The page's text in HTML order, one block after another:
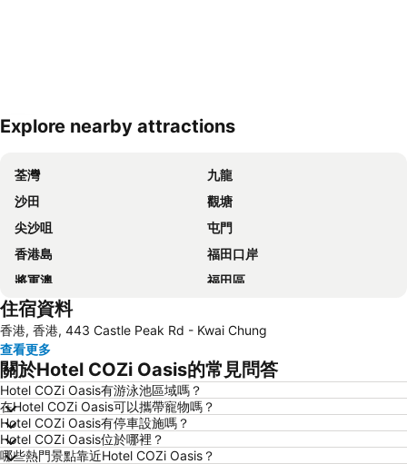
展開地圖
Explore nearby attractions
荃灣
九龍
沙田
觀塘
尖沙咀
屯門
香港島
福田口岸
將軍澳
福田區
Mong Kok Metro Station
南山區
東涌
元朗
紅磡
天水圍
Wan Chai Metro Station
海洋公園
深水埗區
黃金海岸
住宿資料
香港, 香港, 443 Castle Peak Rd - Kwai Chung
查看更多
關於Hotel COZi Oasis的常見問答
Hotel COZi Oasis有游泳池區域嗎？
在Hotel COZi Oasis可以攜帶寵物嗎？
Hotel COZi Oasis有停車設施嗎？
Hotel COZi Oasis位於哪裡？
哪些熱門景點靠近Hotel COZi Oasis？